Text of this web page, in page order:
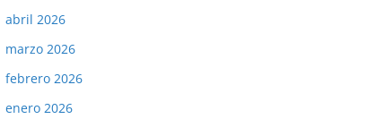
abril 2026
marzo 2026
febrero 2026
enero 2026